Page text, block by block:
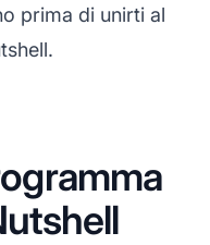
prima di unirti al